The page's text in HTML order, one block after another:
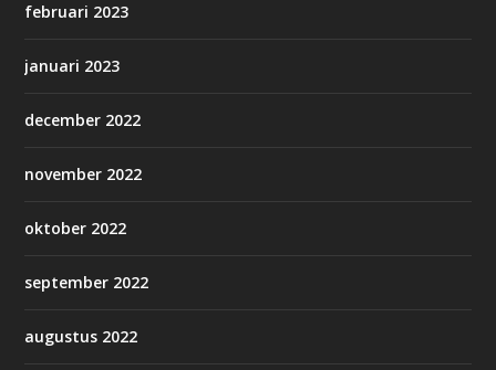
februari 2023
januari 2023
december 2022
november 2022
oktober 2022
september 2022
augustus 2022